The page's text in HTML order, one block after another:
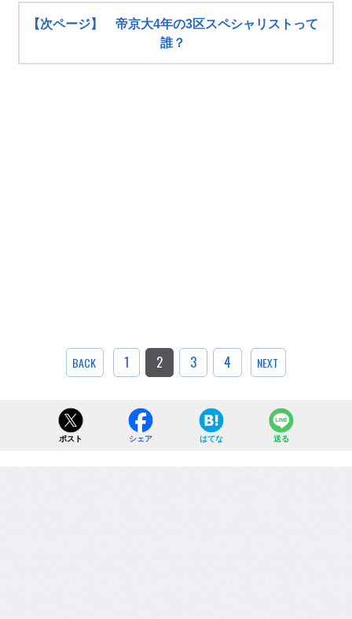
【次ページ】 帝京大4年の3区スペシャリストって
誰？
BACK 1 2 3 4 NEXT
ポスト シェア はてな 送る